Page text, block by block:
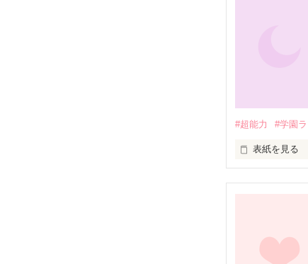
#超能力 #学園
表紙を見る